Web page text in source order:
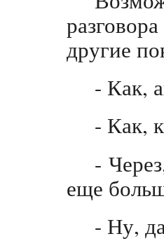
другие
- Как,
- Как,
-
еще
- Ну,